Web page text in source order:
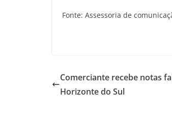
Fonte: Assessoria de
Comerciante recebe notas
Horizonte do Sul